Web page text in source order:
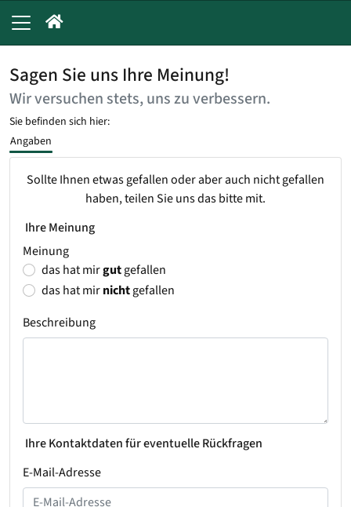
Sagen Sie uns Ihre Meinung!
Wir versuchen stets, uns zu verbessern.
Sie befinden sich hier:
Angaben
Sollte Ihnen etwas gefallen oder aber auch nicht gefallen
haben, teilen Sie uns das bitte mit.
Ihre Meinung
Meinung
das hat mirgutgefallen
das hat mirnichtgefallen
Beschreibung
Ihre Kontaktdaten für eventuelle Rückfragen
E-Mail-Adresse